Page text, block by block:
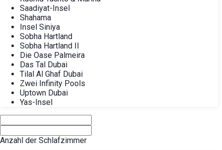
Saadiyat-Insel
Shahama
Insel Siniya
Sobha Hartland
Sobha Hartland II
Die Oase Palmeira
Das Tal Dubai
Tilal Al Ghaf Dubai
Zwei Infinity Pools
Uptown Dubai
Yas-Insel
Anzahl der Schlafzimmer